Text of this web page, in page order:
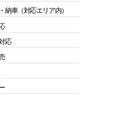
納車（対応エリア内）
応